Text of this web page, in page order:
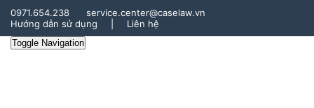
0971.654.238
service.center@caselaw.vn
Hướng dẫn sử dụng
Liên hệ
Toggle Navigation